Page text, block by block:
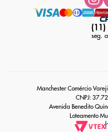
(11)
seg.
Manchester Comércio
CNPJ:
Avenida Benedito
Loteamento